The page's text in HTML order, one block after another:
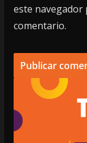
este navegador
comentario.